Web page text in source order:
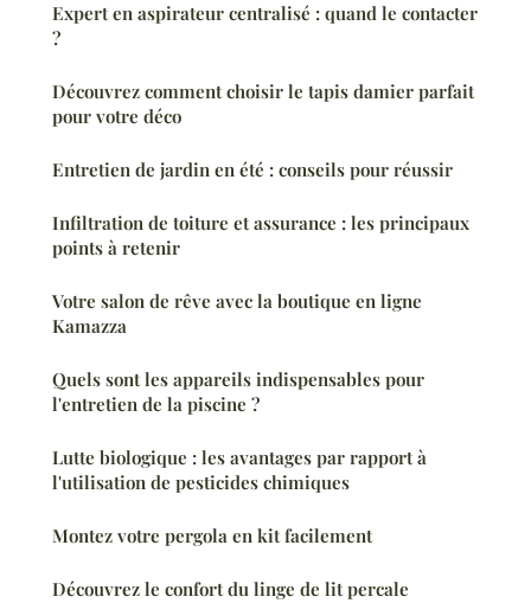
Expert en aspirateur centralisé : quand le contacter
?
Découvrez comment choisir le tapis damier parfait
pour votre déco
Entretien de jardin en été : conseils pour réussir
Infiltration de toiture et assurance : les principaux
points à retenir
Votre salon de rêve avec la boutique en ligne
Kamazza
Quels sont les appareils indispensables pour
l'entretien de la piscine ?
Lutte biologique : les avantages par rapport à
l'utilisation de pesticides chimiques
Montez votre pergola en kit facilement
Découvrez le confort du linge de lit percale